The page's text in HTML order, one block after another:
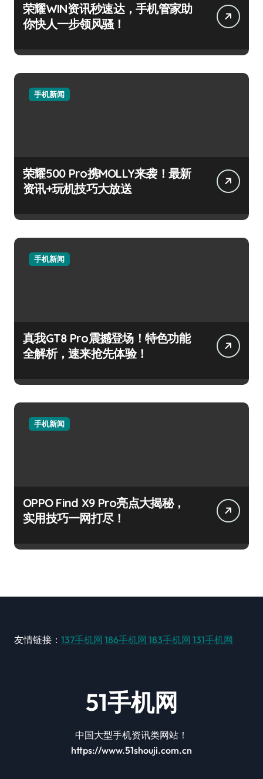
荣耀WIN资讯秒速达，手机管家助
你快人一步领风骚！
手机新闻
荣耀500 Pro携MOLLY来袭！最新
资讯+玩机技巧大放送
手机新闻
真我GT8 Pro震撼登场！特色功能
全解析，速来抢先体验！
手机新闻
OPPO Find X9 Pro亮点大揭秘，
实用技巧一网打尽！
友情链接： 137手机网 186手机网 183手机网 131手机网
51手机网
中国大型手机资讯类网站！
https://www.51shouji.com.cn